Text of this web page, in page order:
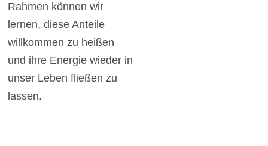
Rahmen können wir
lernen, diese Anteile
willkommen zu heißen
und ihre Energie wieder in
unser Leben fließen zu
lassen.